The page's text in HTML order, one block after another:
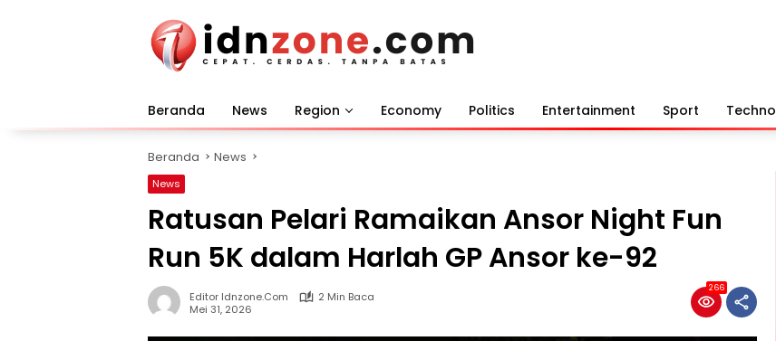
Beranda News Region Economy Politics Entertainment Sport Techno
Beranda News
News
Ratusan Pelari Ramaikan Ansor Night Fun
Run 5K dalam Harlah GP Ansor ke-92
Editor Idnzone.com
2 Min Baca
Mei 31, 2026
266